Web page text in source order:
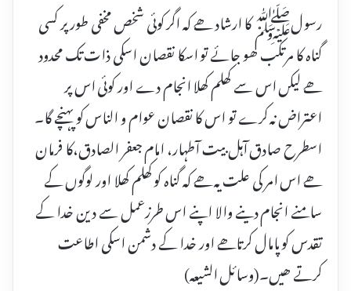
رسولﷺ کا ارشاد ھے کہ اگر کوئی شخص مخفی طور پر کسی
گناہ کا مرتکب ھو جائے تو اسکا نقصان اسکی ذات تک محدود
ھے لیکں اس سے کھلم کھلا انجام دے اور کوئی اس پر
اعتراض نہ کرے تو اس کا نقصان عوام و الناس کو پہنچے گا۔
اسطرح صادق آہل بیت آطہار، امام جعفر الصادق،کا فرمان
ھے اس امر کی علت یہ ھے کہ گناہ کو کھلم کھلا اور لوگوں کے
سامنے انجام دینے والا اپنے اس طرزعمل سے دین خدا کے
تقدس کو پامال کرتاھے اور خدا کے دشمن اسکی اطاعت
کرتے ھیں۔(وسائل الشیعہ)